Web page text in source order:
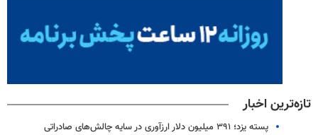
تازه‌ترین اخبار
پسته یزد؛ ۳۹۱ میلیون دلار ارزآوری در سایه چالش‌های صادراتی